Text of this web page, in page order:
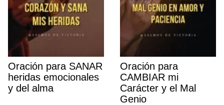
Oración para SANAR
heridas emocionales
y del alma
Oración para
CAMBIAR mi
Carácter y el Mal
Genio